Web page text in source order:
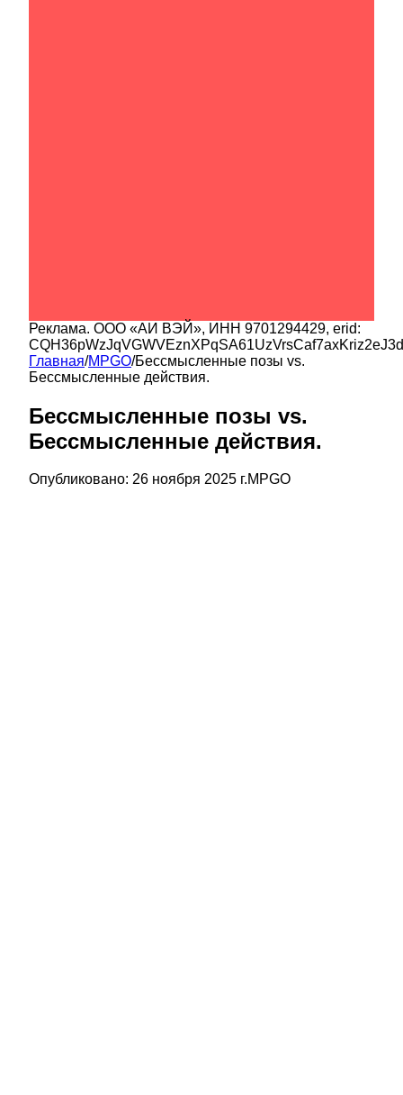
Реклама. ООО «АИ ВЭЙ», ИНН 9701294429, erid:
Главная/MPGO/Бессмысленные позы vs.
Бессмысленные действия.
Бессмысленные позы vs.
Бессмысленные действия.
Опубликовано: 26 ноября 2025 г.MPGO